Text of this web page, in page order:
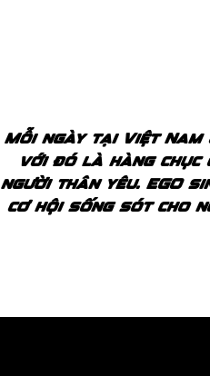
Mỗi ngày tại Việt Nam
với đó là hàng chục
người thân yêu. EGO
cơ hội sống sót cho